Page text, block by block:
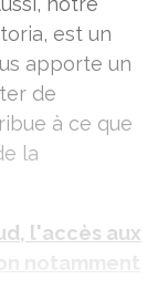
est un
apporte un
de
à ce que
la
l'accès aux
notamment